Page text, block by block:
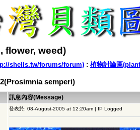
flower, weed)
shells.tw/forums/forum) : 植物討論區
semperi)
訊息內容(Message)
發表於: 08-August-2005 at 12:20am | IP Logged